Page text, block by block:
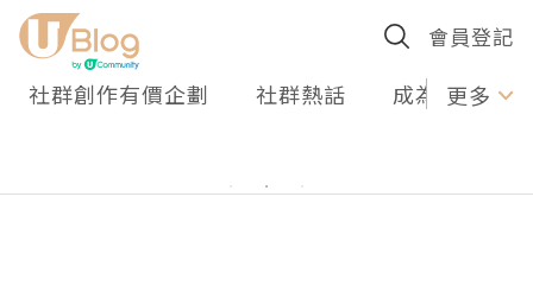
會員登記
社群創作有價企劃 社群熱話 成為U更多